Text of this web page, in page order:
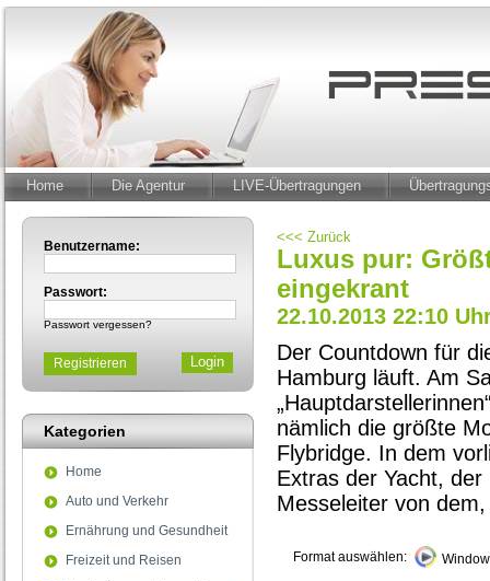
Home Die Agentur LIVE-Übertragungen
Benutzername:
Passwort:
Passwort vergessen?
Registrieren
Kategorien
Home
Auto und Verkehr
Ernährung und Gesundheit
Freizeit und Reisen
<<< Zurück
Luxus pur:
eingekrant
22.10.2013 22:10
Der Countdown für
Hamburg läuft. Am
nämlich die größte
Flybridge. In dem
Extras der Yacht,
Messeleiter von
Format auswählen: